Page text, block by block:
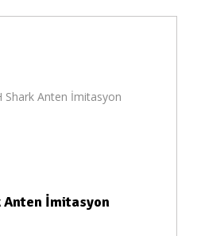
Anten İmitasyon